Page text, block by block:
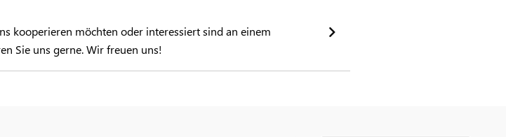
kooperieren möchten oder interessiert sind an einem
Sie uns gerne. Wir freuen uns!